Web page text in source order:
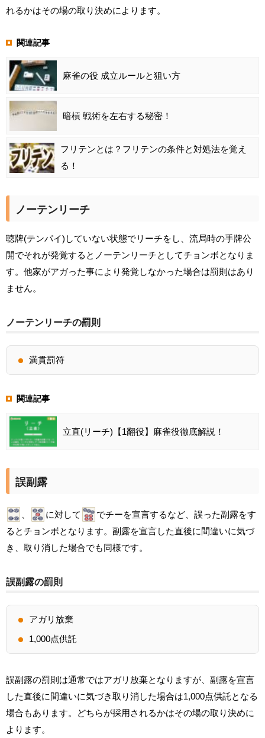
れるかはその場の取り決めによります。
関連記事
麻雀の役 成立ルールと狙い方
暗槓 戦術を左右する秘密！
フリテンとは？フリテンの条件と対処法を覚え
る！
ノーテンリーチ
聴牌(テンパイ)していない状態でリーチをし、流局時の手牌公
開でそれが発覚するとノーテンリーチとしてチョンボとなりま
す。他家がアガった事により発覚しなかった場合は罰則はあり
ません。
ノーテンリーチの罰則
満貫罰符
関連記事
立直(リーチ)【1翻役】麻雀役徹底解説！
誤副露
に対して
でチーを宣言するなど、誤った副露をす
るとチョンボとなります。副露を宣言した直後に間違いに気づ
き、取り消した場合でも同様です。
誤副露の罰則
アガリ放棄
1,000点供託
誤副露の罰則は通常ではアガリ放棄となりますが、副露を宣言
した直後に間違いに気づき取り消した場合は1,000点供託となる
場合もあります。どちらが採用されるかはその場の取り決めに
よります。